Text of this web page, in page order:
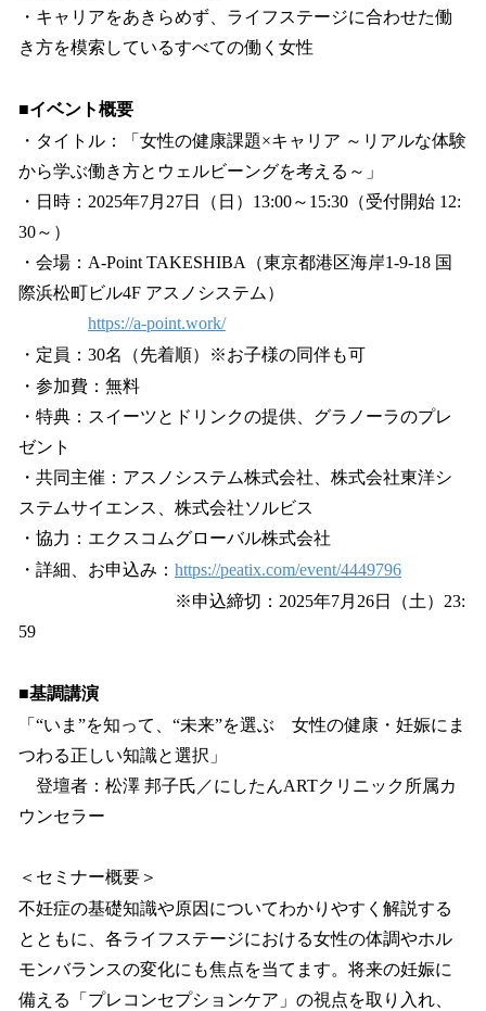
・キャリアをあきらめず、ライフステージに合わせた働
き方を模索しているすべての働く女性
■イベント概要
・タイトル：「女性の健康課題×キャリア ～リアルな体験
から学ぶ働き方とウェルビーングを考える～」
・日時：2025年7月27日（日）13:00～15:30（受付開始 12:
30～）
・会場：A-Point TAKESHIBA（東京都港区海岸1-9-18 国
際浜松町ビル4F アスノシステム）
https://a-point.work/
・定員：30名（先着順）※お子様の同伴も可
・参加費：無料
・特典：スイーツとドリンクの提供、グラノーラのプレ
ゼント
・共同主催：アスノシステム株式会社、株式会社東洋シ
ステムサイエンス、株式会社ソルビス
・協力：エクスコムグローバル株式会社
・詳細、お申込み： https://peatix.com/event/4449796
※申込締切：2025年7月26日（土）23:
59
■基調講演
「“いま”を知って、“未来”を選ぶ 女性の健康・妊娠にま
つわる正しい知識と選択」
登壇者：松澤 邦子氏／にしたんARTクリニック所属カ
ウンセラー
＜セミナー概要＞
不妊症の基礎知識や原因についてわかりやすく解説する
とともに、各ライフステージにおける女性の体調やホル
モンバランスの変化にも焦点を当てます。将来の妊娠に
備える「プレコンセプションケア」の視点を取り入れ、